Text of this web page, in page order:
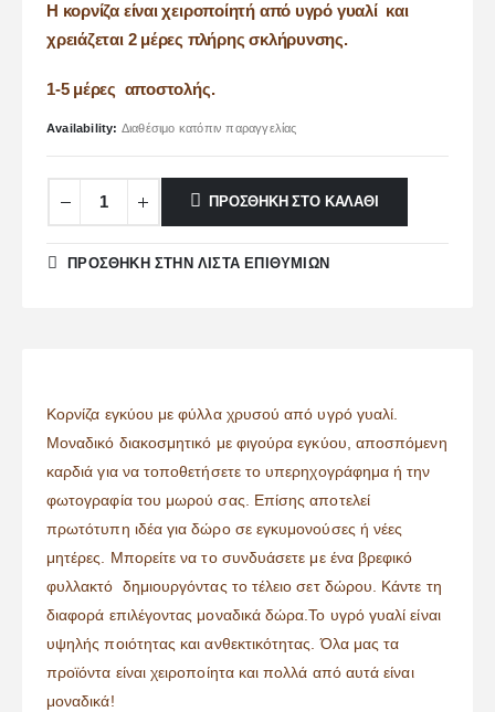
Η κορνίζα είναι χειροποίητή από υγρό γυαλί και
χρειάζεται 2 μέρες πλήρης σκλήρυνσης.
1-5 μέρες αποστολής.
Availability: Διαθέσιμο κατόπιν παραγγελίας
ΠΡΟΣΘΉΚΗ ΣΤΟ ΚΑΛΆΘΙ
ΠΡΌΣΘΉΚΗ ΣΤΗΝ ΛΊΣΤΑ ΕΠΙΘΥΜΙΏΝ
Κορνίζα εγκύου με φύλλα χρυσού από υγρό γυαλί.
Μοναδικό διακοσμητικό με φιγούρα εγκύου, αποσπόμενη
καρδιά για να τοποθετήσετε το υπερηχογράφημα ή την
φωτογραφία του μωρού σας. Επίσης αποτελεί
πρωτότυπη ιδέα για δώρο σε εγκυμονούσες ή νέες
μητέρες. Μπορείτε να το συνδυάσετε με ένα βρεφικό
φυλλακτό δημιουργόντας το τέλειο σετ δώρου. Κάντε τη
διαφορά επιλέγοντας μοναδικά δώρα.Το υγρό γυαλί είναι
υψηλής ποιότητας και ανθεκτικότητας. Όλα μας τα
προϊόντα είναι χειροποίητα και πολλά από αυτά είναι
μοναδικά!